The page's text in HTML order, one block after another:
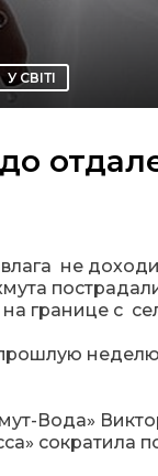
У СВІТІ
не
границе с
Вода»
сократила